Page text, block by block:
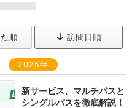
順 訪問日順
2025年
新サービス、マルチパスと
シングルパスを徹底解説！